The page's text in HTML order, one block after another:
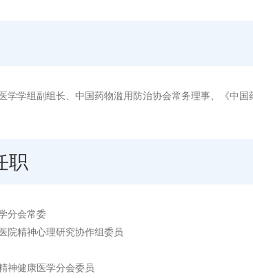
学学组副组长、中国药物滥用防治协会常务理事、《中
职
分会常委
院精神心理研究协作组委员
神健康医学分会委员